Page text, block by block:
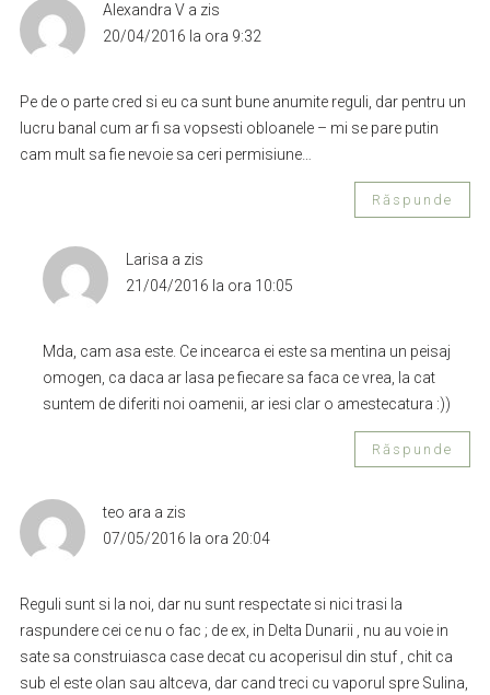
Alexandra V a zis
20/04/2016 la ora 9:32
Pe de o parte cred si eu ca sunt bune anumite reguli, dar pentru un
lucru banal cum ar fi sa vopsesti obloanele – mi se pare putin
cam mult sa fie nevoie sa ceri permisiune…
Răspunde
Larisa a zis
21/04/2016 la ora 10:05
Mda, cam asa este. Ce incearca ei este sa mentina un peisaj
omogen, ca daca ar lasa pe fiecare sa faca ce vrea, la cat
suntem de diferiti noi oamenii, ar iesi clar o amestecatura :))
Răspunde
teo ara a zis
07/05/2016 la ora 20:04
Reguli sunt si la noi, dar nu sunt respectate si nici trasi la
raspundere cei ce nu o fac ; de ex, in Delta Dunarii , nu au voie in
sate sa construiasca case decat cu acoperisul din stuf , chit ca
sub el este olan sau altceva, dar cand treci cu vaporul spre Sulina,